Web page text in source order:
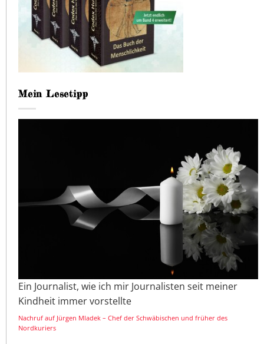
Mein Lesetipp
Ein Journalist, wie ich mir Journalisten seit meiner
Kindheit immer vorstellte
Nachruf auf Jürgen Mladek – Chef der Schwäbischen und früher des
Nordkuriers